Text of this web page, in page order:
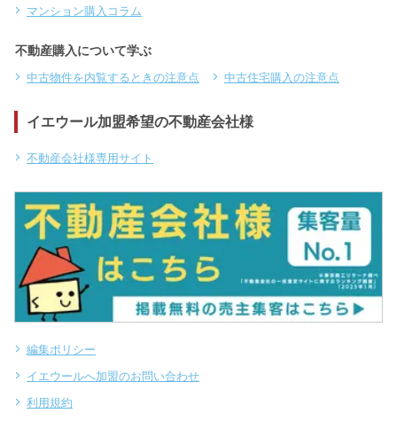
マンション購入コラム
不動産購入について学ぶ
中古物件を内覧するときの注意点 中古住宅購入の注意点
イエウール加盟希望の不動産会社様
不動産会社様専用サイト
編集ポリシー
イエウールへ加盟のお問い合わせ
利用規約